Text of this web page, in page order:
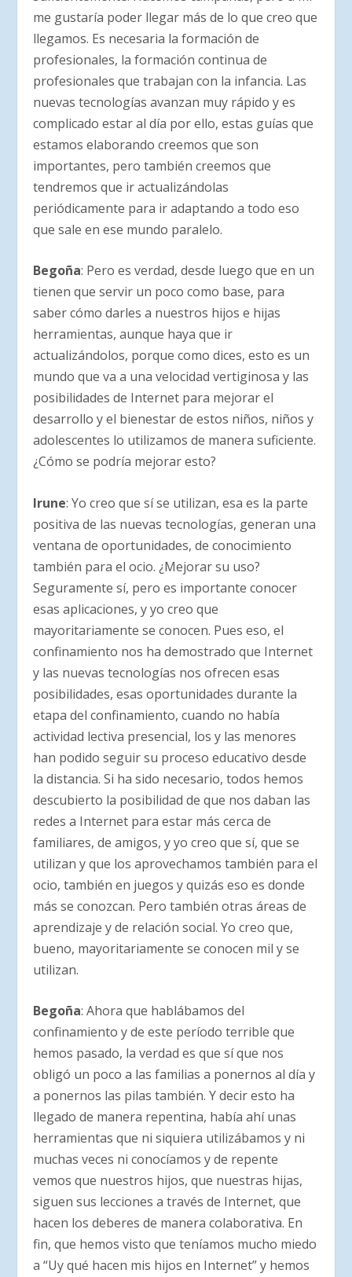
me gustaría poder llegar más de lo que creo que
llegamos. Es necesaria la formación de
profesionales, la formación continua de
profesionales que trabajan con la infancia. Las
nuevas tecnologías avanzan muy rápido y es
complicado estar al día por ello, estas guías que
estamos elaborando creemos que son
importantes, pero también creemos que
tendremos que ir actualizándolas
periódicamente para ir adaptando a todo eso
que sale en ese mundo paralelo.
Begoña: Pero es verdad, desde luego que en un
tienen que servir un poco como base, para
saber cómo darles a nuestros hijos e hijas
herramientas, aunque haya que ir
actualizándolos, porque como dices, esto es un
mundo que va a una velocidad vertiginosa y las
posibilidades de Internet para mejorar el
desarrollo y el bienestar de estos niños, niños y
adolescentes lo utilizamos de manera suficiente.
¿Cómo se podría mejorar esto?
Irune: Yo creo que sí se utilizan, esa es la parte
positiva de las nuevas tecnologías, generan una
ventana de oportunidades, de conocimiento
también para el ocio. ¿Mejorar su uso?
Seguramente sí, pero es importante conocer
esas aplicaciones, y yo creo que
mayoritariamente se conocen. Pues eso, el
confinamiento nos ha demostrado que Internet
y las nuevas tecnologías nos ofrecen esas
posibilidades, esas oportunidades durante la
etapa del confinamiento, cuando no había
actividad lectiva presencial, los y las menores
han podido seguir su proceso educativo desde
la distancia. Si ha sido necesario, todos hemos
descubierto la posibilidad de que nos daban las
redes a Internet para estar más cerca de
familiares, de amigos, y yo creo que sí, que se
utilizan y que los aprovechamos también para el
ocio, también en juegos y quizás eso es donde
más se conozcan. Pero también otras áreas de
aprendizaje y de relación social. Yo creo que,
bueno, mayoritariamente se conocen mil y se
utilizan.
Begoña: Ahora que hablábamos del
confinamiento y de este período terrible que
hemos pasado, la verdad es que sí que nos
obligó un poco a las familias a ponernos al día y
a ponernos las pilas también. Y decir esto ha
llegado de manera repentina, había ahí unas
herramientas que ni siquiera utilizábamos y ni
muchas veces ni conocíamos y de repente
vemos que nuestros hijos, que nuestras hijas,
siguen sus lecciones a través de Internet, que
hacen los deberes de manera colaborativa. En
fin, que hemos visto que teníamos mucho miedo
a “Uy qué hacen mis hijos en Internet” y hemos